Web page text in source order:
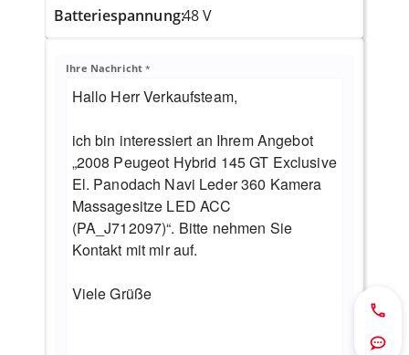
Batteriespannung:48V
Ihre Nachricht *
Jetzt